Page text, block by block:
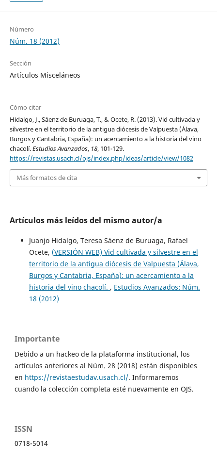
Número
Núm. 18 (2012)
Sección
Artículos Misceláneos
Cómo citar
Hidalgo, J., Sáenz de Buruaga, T., & Ocete, R. (2013). Vid cultivada y
silvestre en el territorio de la antigua diócesis de Valpuesta (Álava,
Burgos y Cantabria, España): un acercamiento a la historia del vino
chacolí.Estudios Avanzados, 18, 101-129.
https://revistas.usach.cl/ojs/index.php/ideas/article/view/1082
Más formatos de cita
Artículos más leídos del mismo autor/a
Juanjo Hidalgo, Teresa Sáenz de Buruaga, Rafael
Ocete, (VERSIÓN WEB) Vid cultivada y silvestre en el
territorio de la antigua diócesis de Valpuesta (Álava,
Burgos y Cantabria, España): un acercamiento a la
historia del vino chacolí. , Estudios Avanzados: Núm.
18 (2012)
Importante
Debido a un hackeo de la plataforma institucional, los
artículos anteriores al Núm. 28 (2018) están disponibles
en https://revistaestudav.usach.cl/. Informaremos
cuando la colección completa esté nuevamente en OJS.
ISSN
0718-5014